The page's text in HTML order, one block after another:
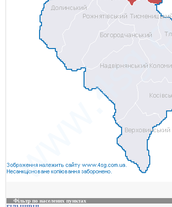
Фільтр по населених пунктах